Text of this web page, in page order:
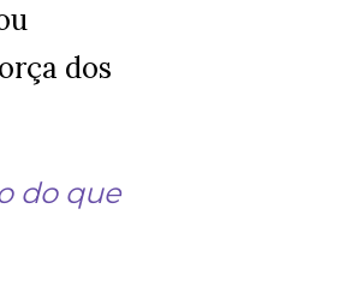
dos
do que